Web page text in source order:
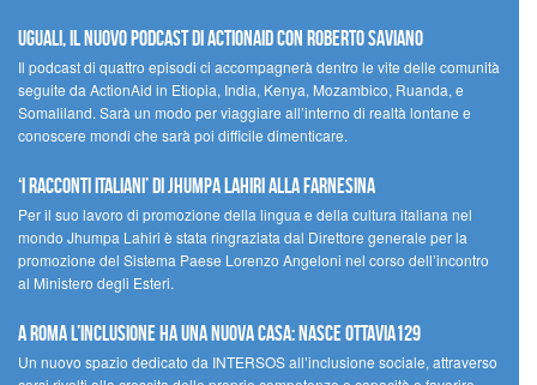
UGUALI, il nuovo podcast di ACTIONAID con Roberto Saviano
Il podcast di quattro episodi ci accompagnerà dentro le vite delle comunità
seguite da ActionAid in Etiopia, India, Kenya, Mozambico, Ruanda, e
Somaliland. Sarà un modo per viaggiare all’interno di realtà lontane e
conoscere mondi che sarà poi difficile dimenticare.
‘I racconti italiani’ di Jhumpa Lahiri alla Farnesina
Per il suo lavoro di promozione della lingua e della cultura italiana nel
mondo Jhumpa Lahiri è stata ringraziata dal Direttore generale per la
promozione del Sistema Paese Lorenzo Angeloni nel corso dell’incontro
al Ministero degli Esteri.
A Roma l’inclusione ha una nuova casa: nasce Ottavia129
Un nuovo spazio dedicato da INTERSOS all’inclusione sociale, attraverso